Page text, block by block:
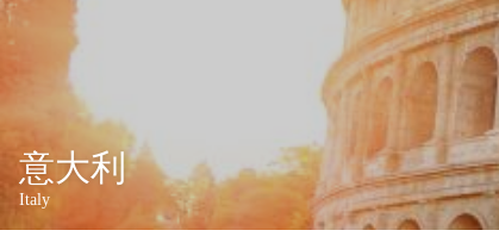
意大利
Italy